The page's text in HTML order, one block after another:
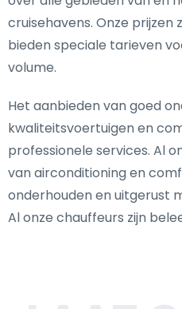
cruisehavens. Onze prijzen
bieden speciale tarieven
volume.
Het aanbieden van goed
kwaliteitsvoertuigen en
professionele services. Al
van airconditioning en
onderhouden en uitgerust
Al onze chauffeurs zijn